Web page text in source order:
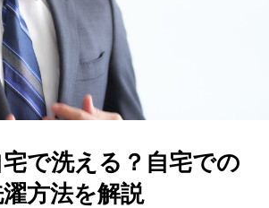
で洗える？自宅での
方法を解説